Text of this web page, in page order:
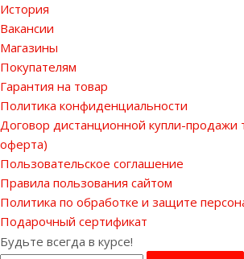
История
Вакансии
Магазины
Покупателям
Гарантия на товар
Политика конфиденциальности
Договор дистанционной купли-продажи
оферта)
Пользовательское соглашение
Правила пользования сайтом
Политика по обработке и защите
Подарочный сертификат
Будьте всегда в курсе!